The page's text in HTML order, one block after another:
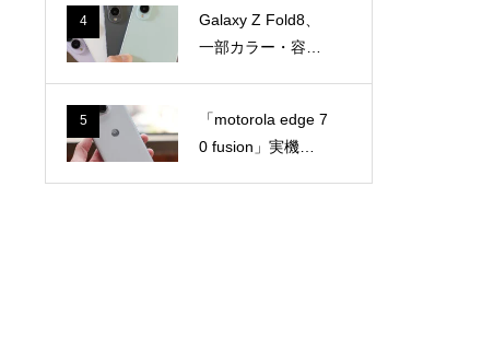
て感じたこと
4
Galaxy Z Fold8、
一部カラー・容量
のモデルもあり
5
「motorola edge 7
0 fusion」実機キ